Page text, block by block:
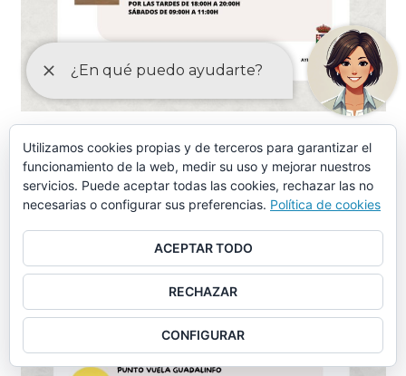
Utilizamos cookies propias y de terceros para garantizar el
funcionamiento de la web, medir su uso y mejorar nuestros
servicios. Puede aceptar todas las cookies, rechazar las no
necesarias o configurar sus preferencias. Política de cookies
ACEPTAR TODO
RECHAZAR
CONFIGURAR